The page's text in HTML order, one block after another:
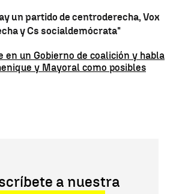
un partido de centroderecha, Vox
y Cs socialdemócrata"
en un Gobierno de coalición y habla
y Mayoral como posibles
a nuestra